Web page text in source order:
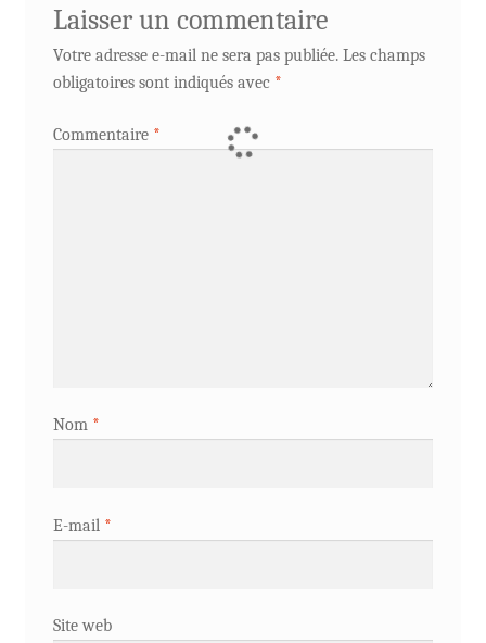
Laisser un commentaire
Votre adresse e-mail ne sera pas publiée. Les champs
obligatoires sont indiqués avec *
Commentaire *
Nom *
E-mail *
Site web